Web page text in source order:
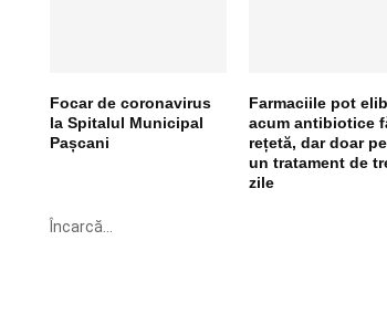
Focar de coronavirus
la Spitalul Municipal
Pașcani
Farmaciile pot
acum antibiotice
rețetă, dar doar
un tratament de
zile
Încarcă...